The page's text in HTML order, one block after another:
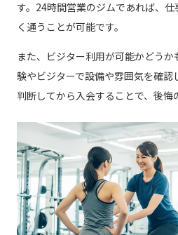
す。24時間営業のジムであれば、
く通うことが可能です。
また、ビジター利用が可能かどう
験やビジターで設備や雰囲気を確
判断してから入会することで、後悔